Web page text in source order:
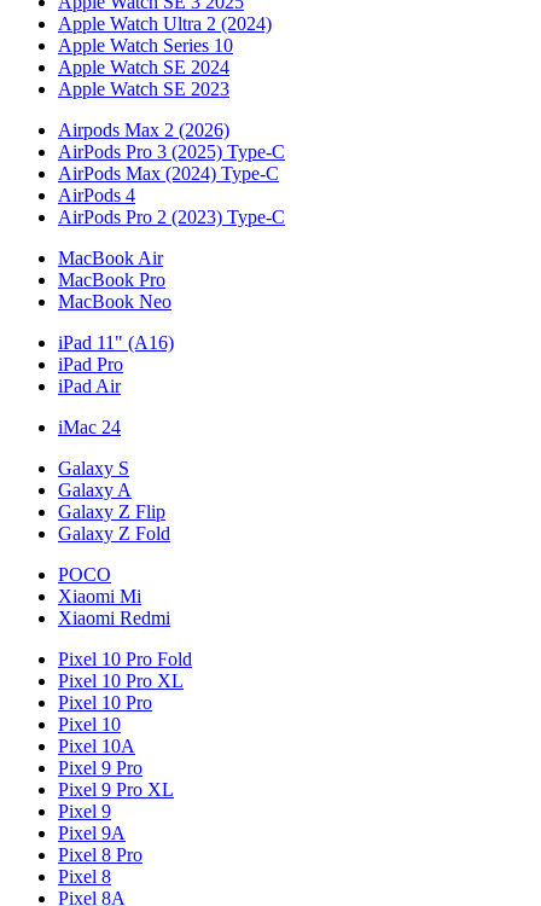
Apple Watch Ultra 2 (2024)
Apple Watch Series 10
Apple Watch SE 2024
Apple Watch SE 2023
Airpods Max 2 (2026)
AirPods Pro 3 (2025) Type-C
AirPods Max (2024) Type-C
AirPods 4
AirPods Pro 2 (2023) Type-C
MacBook Air
MacBook Pro
MacBook Neo
iPad 11" (A16)
iPad Pro
iPad Air
iMac 24
Galaxy S
Galaxy A
Galaxy Z Flip
Galaxy Z Fold
POCO
Xiaomi Mi
Xiaomi Redmi
Pixel 10 Pro Fold
Pixel 10 Pro XL
Pixel 10 Pro
Pixel 10
Pixel 10A
Pixel 9 Pro
Pixel 9 Pro XL
Pixel 9
Pixel 9A
Pixel 8 Pro
Pixel 8
Pixel 8A